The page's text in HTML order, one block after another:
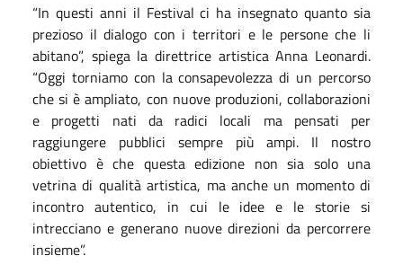
“In questi anni il Festival ci ha insegnato quanto sia
prezioso il dialogo con i territori e le persone che li
abitano”, spiega la direttrice artistica Anna Leonardi.
“Oggi torniamo con la consapevolezza di un percorso
che si è ampliato, con nuove produzioni, collaborazioni
e progetti nati da radici locali ma pensati per
raggiungere pubblici sempre più ampi. Il nostro
obiettivo è che questa edizione non sia solo una
vetrina di qualità artistica, ma anche un momento di
incontro autentico, in cui le idee e le storie si
intrecciano e generano nuove direzioni da percorrere
insieme”.